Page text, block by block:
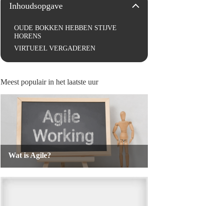
Inhoudsopgave
OUDE BOKKEN HEBBEN STIJVE
HORENS
VIRTUEEL VERGADEREN
Meest populair in het laatste uur